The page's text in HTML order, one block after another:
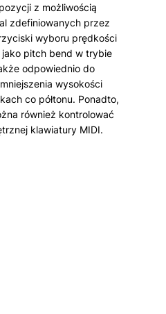
z możliwością
zdefiniowanych przez
wyboru prędkości
pitch bend w trybie
odpowiednio do
wysokości
co półtonu. Ponadto,
również kontrolować
klawiatury MIDI.